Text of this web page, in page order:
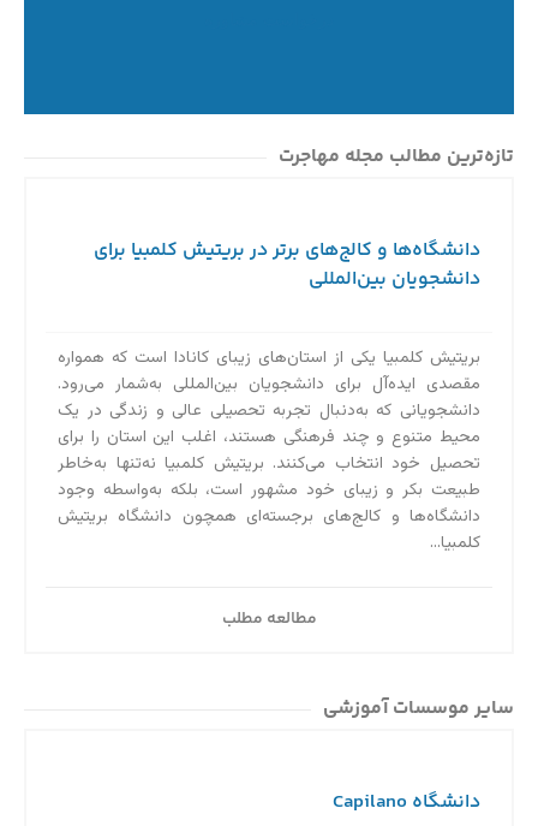
تازه‌ترین مطالب مجله مهاجرت
دانشگاه‌ها و کالج‌های برتر در بریتیش کلمبیا برای
دانشجویان بین‌المللی
بریتیش کلمبیا یکی از استان‌های زیبای کانادا است که همواره
مقصدی ایده‌آل برای دانشجویان بین‌المللی به‌‌شمار می‌رود.
دانشجویانی که به‌دنبال تجربه تحصیلی عالی و زندگی در یک
محیط متنوع و چند فرهنگی هستند، اغلب این استان را برای
تحصیل خود انتخاب می‌کنند. بریتیش کلمبیا نه‌تنها به‌خاطر
طبیعت بکر و زیبای خود مشهور است، بلکه به‌واسطه وجود
دانشگاه‌ها و کالج‌های برجسته‌ای همچون دانشگاه بریتیش
کلمبیا...
مطالعه مطلب
سایر موسسات آموزشی
دانشگاه Capilano